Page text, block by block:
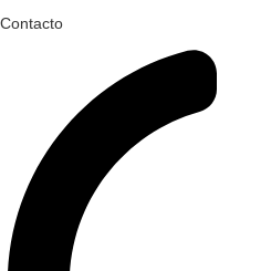
Contacto